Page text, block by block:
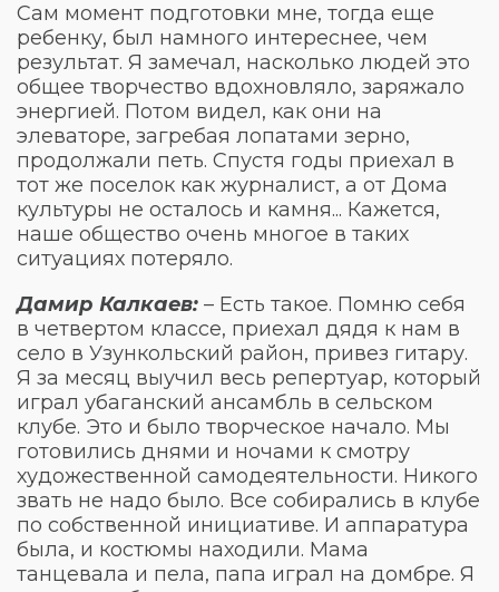
Сам момент подготовки мне, тогда еще
ребенку, был намного интереснее, чем
результат. Я замечал, насколько людей это
общее творчество вдохновляло, заряжало
энергией. Потом видел, как они на
элеваторе, загребая лопатами зерно,
продолжали петь. Спустя годы приехал в
тот же поселок как журналист, а от Дома
культуры не осталось и камня... Кажется,
наше общество очень многое в таких
ситуациях потеряло.
Дамир Калкаев: – Есть такое. Помню себя
в четвертом классе, приехал дядя к нам в
село в Узункольский район, привез гитару.
Я за месяц выучил весь репертуар, который
играл убаганский ансамбль в сельском
клубе. Это и было творческое начало. Мы
готовились днями и ночами к смотру
художественной самодеятельности. Никого
звать не надо было. Все собирались в клубе
по собственной инициативе. И аппаратура
была, и костюмы находили. Мама
танцевала и пела, папа играл на домбре. Я